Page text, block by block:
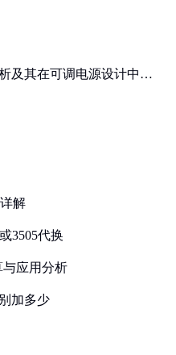
及其在可调电源设计中的
解
3505代换
与应用分析
加多少